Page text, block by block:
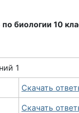
биологии 10
1
Скачать
Скачать